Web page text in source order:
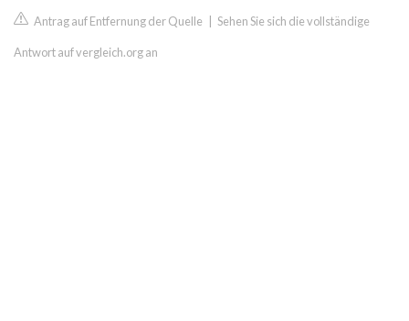
Antrag auf Entfernung der Quelle Sehen Sie sich die vollständige
Antwort auf vergleich.org an